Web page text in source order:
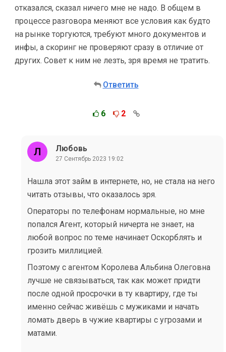
отказался, сказал ничего мне не надо. В общем в
процессе разговора меняют все условия как будто
на рынке торгуются, требуют много документов и
инфы, а скоринг не проверяют сразу в отличие от
других. Совет к ним не лезть, зря время не тратить.
Ответить
6 2
Любовь
27 Сентябрь 2023 19:02
Нашла этот займ в интернете, но, не стала на него
читать отзывы, что оказалось зря.
Операторы по телефонам нормальные, но мне
попался Агент, который ничерта не знает, на
любой вопрос по теме начинает Оскорблять и
грозить миллицией.
Поэтому с агентом Королева Альбина Олеговна
лучше не связываться, так как может придти
после одной просрочки в ту квартиру, где ты
именно сейчас живёшь с мужиками и начать
ломать дверь в чужие квартиры с угрозами и
матами.